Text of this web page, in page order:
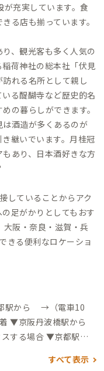
充実しています。食
る店も揃っています。
、観光客も多く人気の
荷神社の総本社「伏見
れる名所として親し
る醍醐寺など歴史的名
の暮らしができます。
酒造が多くあるのが
継いでいます。月桂冠
あり、日本酒好きな方
していることからアク
足がかりとしてもおす
阪・奈良・滋賀・兵
きる便利なロケーショ
駅から →（電車10
▼京阪丹波橋駅から
すべて表示